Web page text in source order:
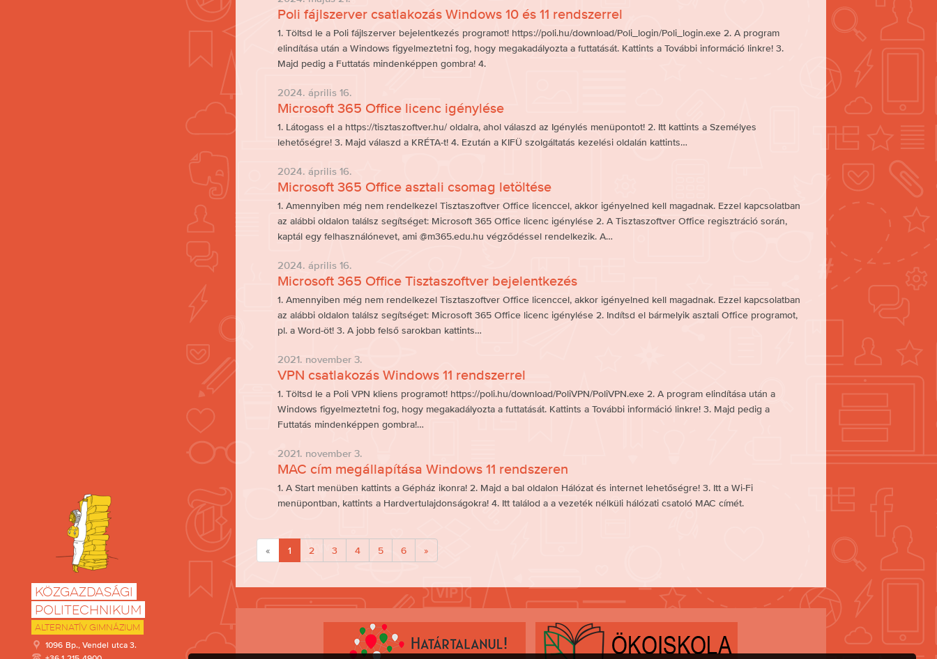
Közgazdasági
Politechnikum
Alternatív Gimnázium
1096 Bp., Vendel utca 3.
Poli fájlszerver csatlakozás Windows 10 és 11 rendszerrel
1. Töltsd le a Poli fájlszerver bejelentkezés programot! https://poli.hu/download/Poli_login/Poli_login.exe 2. A program
elindítása után a Windows figyelmeztetni fog, hogy megakadályozta a futtatását. Kattints a További információ linkre! 3.
Majd pedig a Futtatás mindenképpen gombra! 4.
2024. április 16.
Microsoft 365 Office licenc igénylése
1. Látogass el a https://tisztaszoftver.hu/ oldalra, ahol válaszd az Igénylés menüpontot! 2. Itt kattints a Személyes
lehetőségre! 3. Majd válaszd a KRÉTA-t! 4. Ezután a KIFÜ szolgáltatás kezelési oldalán kattints…
2024. április 16.
Microsoft 365 Office asztali csomag letöltése
1. Amennyiben még nem rendelkezel Tisztaszoftver Office licenccel, akkor igényelned kell magadnak. Ezzel kapcsolatban
az alábbi oldalon találsz segítséget: Microsoft 365 Office licenc igénylése 2. A Tisztaszoftver Office regisztráció során,
kaptál egy felhasználónevet, ami @m365.edu.hu végződéssel rendelkezik. A…
2024. április 16.
Microsoft 365 Office Tisztaszoftver bejelentkezés
1. Amennyiben még nem rendelkezel Tisztaszoftver Office licenccel, akkor igényelned kell magadnak. Ezzel kapcsolatban
az alábbi oldalon találsz segítséget: Microsoft 365 Office licenc igénylése 2. Indítsd el bármelyik asztali Office programot,
pl. a Word-öt! 3. A jobb felső sarokban kattints…
2021. november 3.
VPN csatlakozás Windows 11 rendszerrel
1. Töltsd le a Poli VPN kliens programot! https://poli.hu/download/PoliVPN/PoliVPN.exe 2. A program elindítása után a
Windows figyelmeztetni fog, hogy megakadályozta a futtatását. Kattints a További információ linkre! 3. Majd pedig a
Futtatás mindenképpen gombra!…
2021. november 3.
MAC cím megállapítása Windows 11 rendszeren
1. A Start menüben kattints a Gépház ikonra! 2. Majd a bal oldalon Hálózat és internet lehetőségre! 3. Itt a Wi-Fi
menüpontban, kattints a Hardvertulajdonságokra! 4. Itt találod a a vezeték nélküli hálózati csatoló MAC címét.
« 1 2 3 4 5 6 »